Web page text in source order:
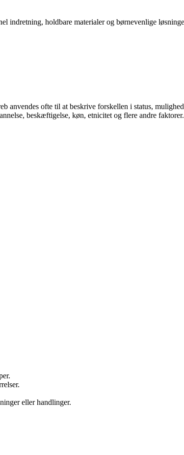
holdbare materialer og børnevenlige
ofte til at beskrive forskellen i status,
beskæftigelse, køn, etnicitet og flere andre
eller handlinger.